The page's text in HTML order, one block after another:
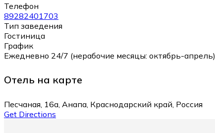
Телефон
89282401703
Тип заведения
Гостиница
График
Ежедневно 24/7 (нерабочие месяцы: октябрь-апрель)
Отель на карте
Песчаная, 16а, Анапа, Краснодарский край, Россия
Get Directions